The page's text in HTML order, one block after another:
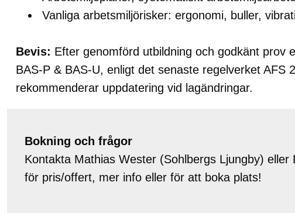
Vanliga arbetsmiljörisker: ergonomi, buller,
Bevis: Efter genomförd utbildning och godkänt prov
BAS-P & BAS-U, enligt det senaste regelverket AFS
rekommenderar uppdatering vid lagändringar.
Bokning och frågor
Kontakta Mathias Wester (Sohlbergs Ljungby)
för pris/offert, mer info eller för att boka plats!